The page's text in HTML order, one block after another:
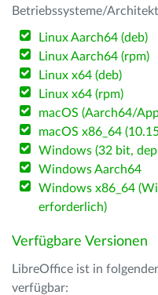
Betriebssysteme/
Linux Aarch64 (deb)
Linux Aarch64 (rpm)
Linux x64 (deb)
Linux x64 (rpm)
macOS (Aarch64/
macOS x86_64
Windows (32 bit,
Windows Aarch64
Windows x86_64
erforderlich)
Verfügbare Versionen
LibreOffice ist in
verfügbar: